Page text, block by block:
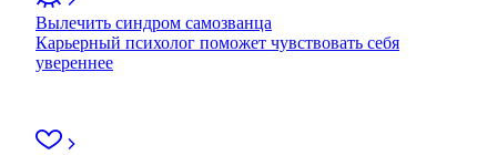
Вылечить синдром самозванца
Карьерный психолог поможет чувствовать себя
увереннее